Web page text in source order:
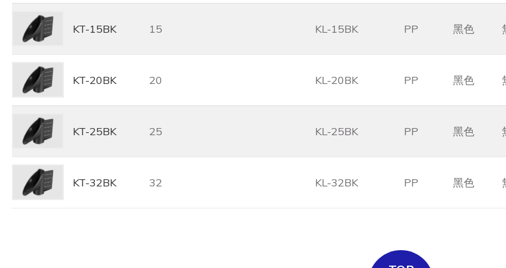
KT-15BK 15 KL-15BK PP 黑色
KT-20BK 20 KL-20BK PP 黑色
KT-25BK 25 KL-25BK PP 黑色
KT-32BK 32 KL-32BK PP 黑色